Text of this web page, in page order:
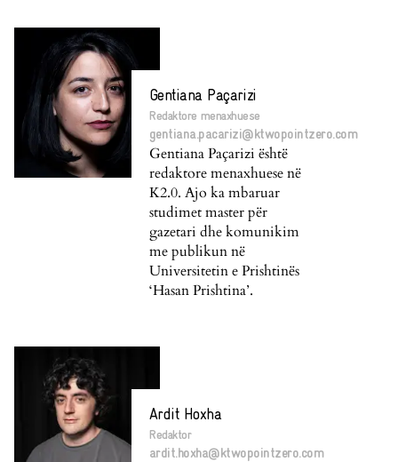
Gentiana Paçarizi
Redaktore menaxhuese
gentiana.pacarizi@ktwopointzero.com
Gentiana Paçarizi është
redaktore menaxhuese në
K2.0. Ajo ka mbaruar
studimet master për
gazetari dhe komunikim
me publikun në
Universitetin e Prishtinës
‘Hasan Prishtina’.
Ardit Hoxha
Redaktor
ardit.hoxha@ktwopointzero.com